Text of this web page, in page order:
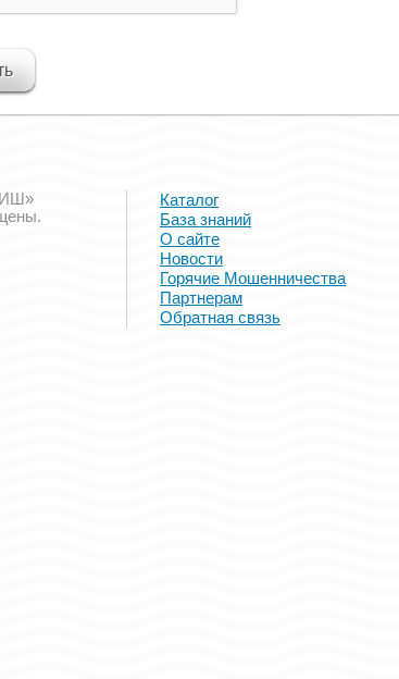
Каталог
База знаний
О сайте
Новости
Горячие Мошенничества
Партнерам
Обратная связь